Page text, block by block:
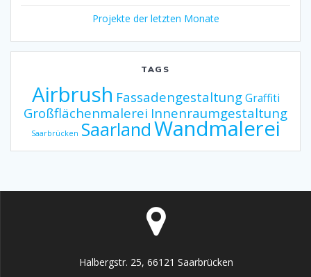
Projekte der letzten Monate
TAGS
Airbrush Fassadengestaltung Graffiti
Großflächenmalerei Innenraumgestaltung
Saarbrücken SaarlandWandmalerei
Halbergstr. 25, 66121 Saarbrücken